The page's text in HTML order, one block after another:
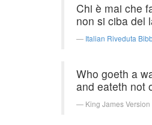
Chi è mai che
non si ciba del
Italian Riveduta
Who goeth a
and eateth not
King James